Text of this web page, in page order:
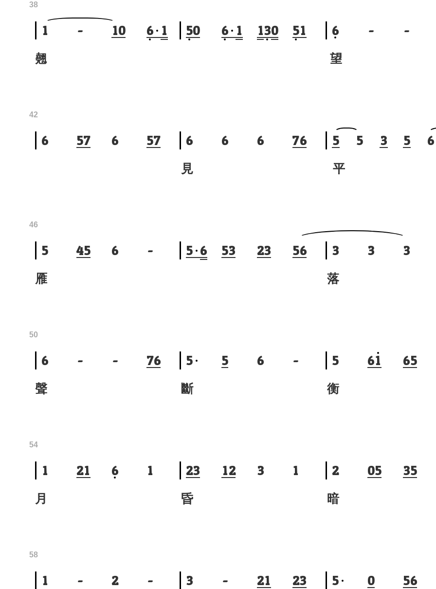
1 - 10 6 1
38
翹
50 6 1 130 51 6 - -
望
6 57 6 57
42
6 6 6 76
見
5 5 3 5 6
平
5 45 6 -
46
雁
5 6 53 23 56 3 3 3
落
6 - - 76
50
聲
5 5 6 -
斷
5 61 65
衡
1 21 6 1
54
月
23 12 3 1
昏
2 05 35
暗
1 - 2 -
58
3 - 21 23 5 0 56